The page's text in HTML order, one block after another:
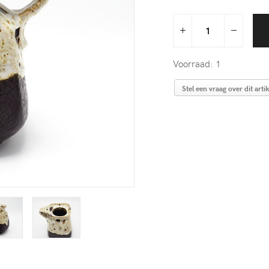
Voorraad: 1
Stel een vraag over dit